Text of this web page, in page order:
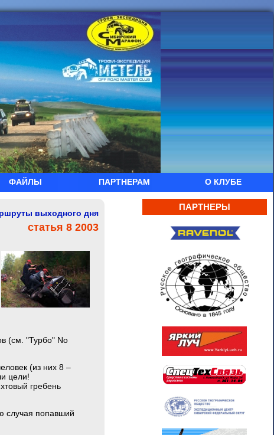
ФАЙЛЫ ПАРТНЕРАМ О КЛУБЕ
выходного дня
статья 8 2003
(см. "Турбо" No
(из них 8 –
цели!
гребень
случая попавший
ПАРТНЕРЫ